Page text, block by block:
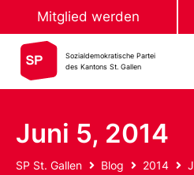
Mitglied werden
Sozialdemokratische Partei
des Kantons St. Gallen
Juni 5, 2014
SP St. Gallen Blog 2014